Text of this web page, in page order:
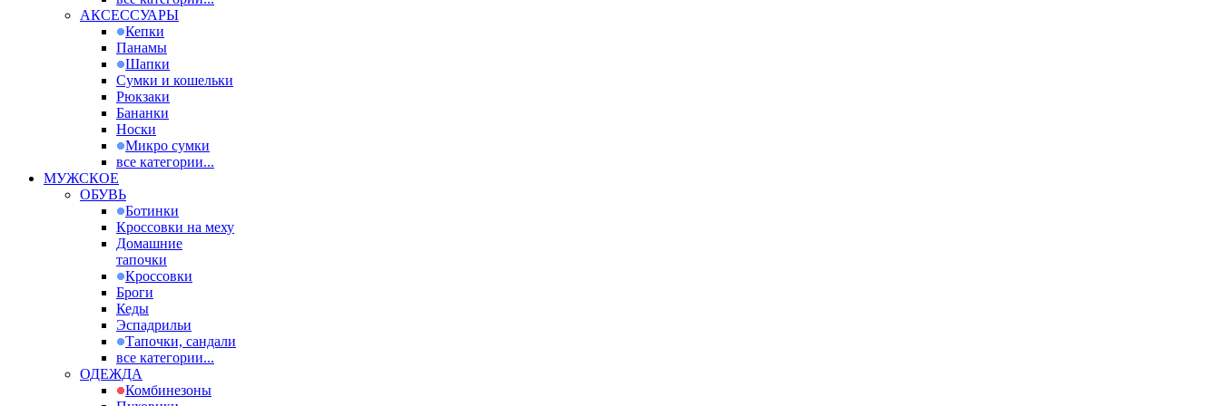
АКСЕССУАРЫ
Кепки
Панамы
Шапки
Сумки и кошельки
Рюкзаки
Бананки
Носки
Микро сумки
все категории...
МУЖСКОЕ
ОБУВЬ
Ботинки
Кроссовки на меху
Домашние
тапочки
Кроссовки
Броги
Кеды
Эспадрильи
Тапочки, сандали
все категории...
ОДЕЖДА
Комбинезоны